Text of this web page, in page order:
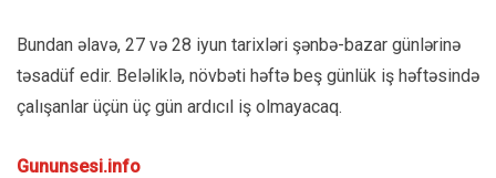
Bundan əlavə, 27 və 28 iyun tarixləri şənbə-bazar günlərinə
təsadüf edir. Beləliklə, növbəti həftə beş günlük iş həftəsində
çalışanlar üçün üç gün ardıcıl iş olmayacaq.
Gununsesi.info